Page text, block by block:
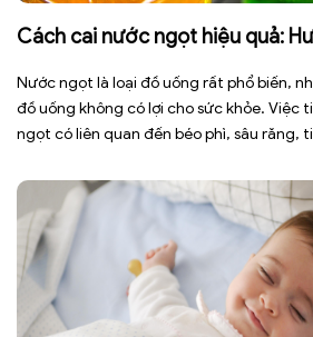
Cách cai nước ngọt hiệu quả:
Nước ngọt là loại đồ uống rất phổ biến,
đồ uống không có lợi cho sức khỏe. Việc
ngọt có liên quan đến béo phì, sâu răng,
chỉ […]